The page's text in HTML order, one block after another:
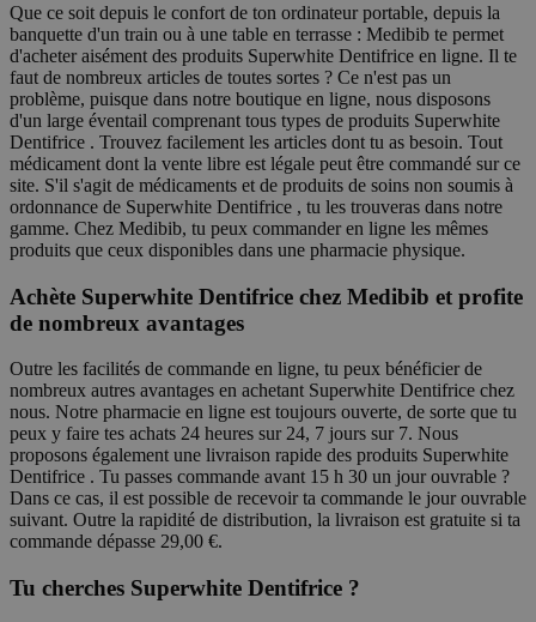
Que ce soit depuis le confort de ton ordinateur portable, depuis la
banquette d'un train ou à une table en terrasse : Medibib te permet
d'acheter aisément des produits Superwhite Dentifrice en ligne. Il te
faut de nombreux articles de toutes sortes ? Ce n'est pas un
problème, puisque dans notre boutique en ligne, nous disposons
d'un large éventail comprenant tous types de produits Superwhite
Dentifrice . Trouvez facilement les articles dont tu as besoin. Tout
médicament dont la vente libre est légale peut être commandé sur ce
site. S'il s'agit de médicaments et de produits de soins non soumis à
ordonnance de Superwhite Dentifrice , tu les trouveras dans notre
gamme. Chez Medibib, tu peux commander en ligne les mêmes
produits que ceux disponibles dans une pharmacie physique.
Achète Superwhite Dentifrice chez Medibib et profite
de nombreux avantages
Outre les facilités de commande en ligne, tu peux bénéficier de
nombreux autres avantages en achetant Superwhite Dentifrice chez
nous. Notre pharmacie en ligne est toujours ouverte, de sorte que tu
peux y faire tes achats 24 heures sur 24, 7 jours sur 7. Nous
proposons également une livraison rapide des produits Superwhite
Dentifrice . Tu passes commande avant 15 h 30 un jour ouvrable ?
Dans ce cas, il est possible de recevoir ta commande le jour ouvrable
suivant. Outre la rapidité de distribution, la livraison est gratuite si ta
commande dépasse 29,00 €.
Tu cherches Superwhite Dentifrice ?